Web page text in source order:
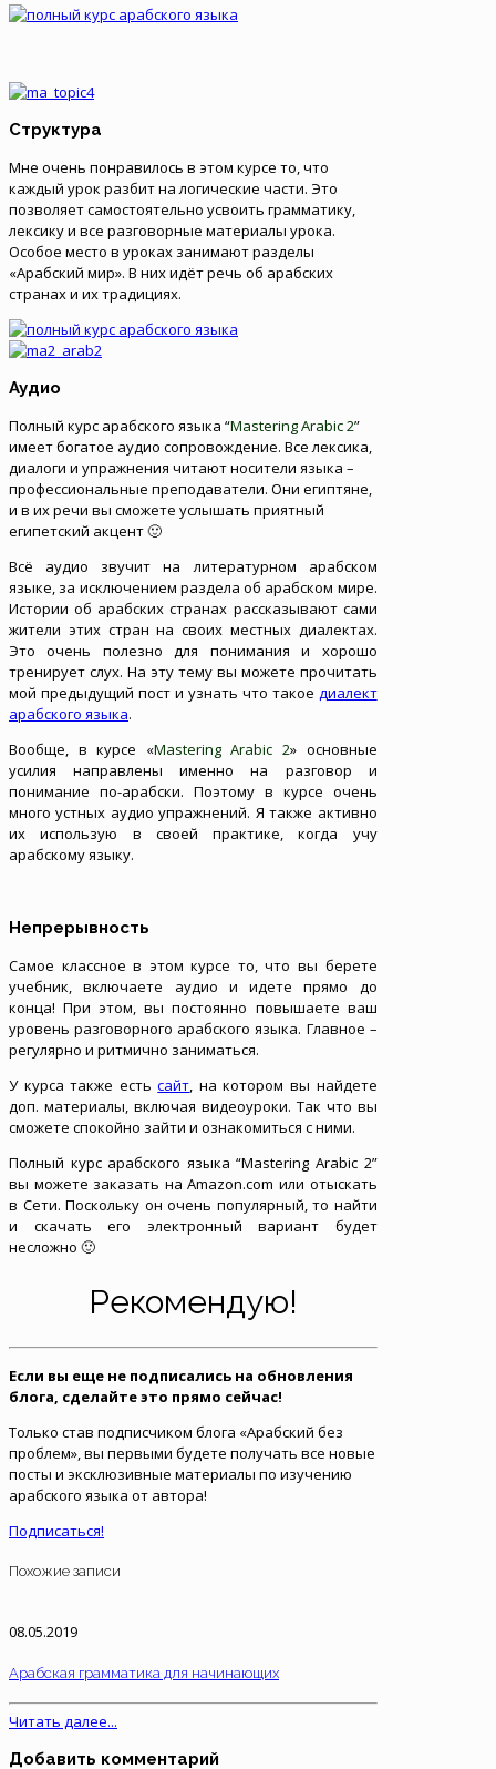
Структура
Мне очень понравилось в этом курсе то, что
каждый урок разбит на логические части. Это
позволяет самостоятельно усвоить грамматику,
лексику и все разговорные материалы урока.
Особое место в уроках занимают разделы
«Арабский мир». В них идёт речь об арабских
странах и их традициях.
Аудио
Полный курс арабского языка “Mastering Arabic 2”
имеет богатое аудио сопровождение. Все лексика,
диалоги и упражнения читают носители языка –
профессиональные преподаватели. Они египтяне,
и в их речи вы сможете услышать приятный
египетский акцент 🙂
Всё аудио звучит на литературном арабском
языке, за исключением раздела об арабском мире.
Истории об арабских странах рассказывают сами
жители этих стран на своих местных диалектах.
Это очень полезно для понимания и хорошо
тренирует слух. На эту тему вы можете прочитать
мой предыдущий пост и узнать что такое диалект
арабского языка.
Вообще, в курсе «Mastering Arabic 2» основные
усилия направлены именно на разговор и
понимание по-арабски. Поэтому в курсе очень
много устных аудио упражнений. Я также активно
их использую в своей практике, когда учу
арабскому языку.
Непрерывность
Самое классное в этом курсе то, что вы берете
учебник, включаете аудио и идете прямо до
конца! При этом, вы постоянно повышаете ваш
уровень разговорного арабского языка. Главное –
регулярно и ритмично заниматься.
У курса также естьсайт, на котором вы найдете
доп. материалы, включая видеоуроки. Так что вы
сможете спокойно зайти и ознакомиться с ними.
Полный курс арабского языка “Mаstering Arabic 2”
вы можете заказать на Amazon.com или отыскать
в Сети. Поскольку он очень популярный, то найти
и скачать его электронный вариант будет
несложно 🙂
Рекомендую!
Если вы еще не подписались на обновления
блога, сделайте это прямо сейчас!
Только став подписчиком блога «Арабский без
проблем», вы первыми будете получать все новые
посты и эксклюзивные материалы по изучению
арабского языка от автора!
Подписаться!
Похожие записи
08.05.2019
Арабская грамматика для начинающих
Читать далее...
Добавить комментарий